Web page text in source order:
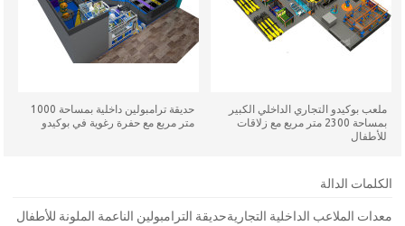
ملعب بوكيدو التجاري الداخلي الكبير
بمساحة 2300 متر مربع مع زلاقات
للأطفال
حديقة ترامبولين داخلية بمساحة 1000
متر مربع مع حفرة رغوية في بوكيدو
الكلمات الدالة
معدات الملاعب الداخلية التجاريةحديقة الترامبولين الناعمة الملونة للأطفال